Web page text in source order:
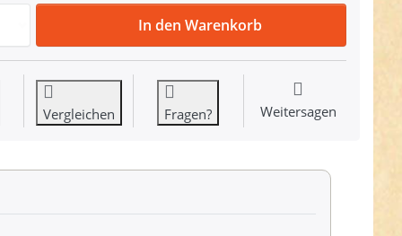
1m SKYLINE Webband - 16mm breit - HANNOVER
In den Warenkorb
Vergleichen Fragen? Weitersagen